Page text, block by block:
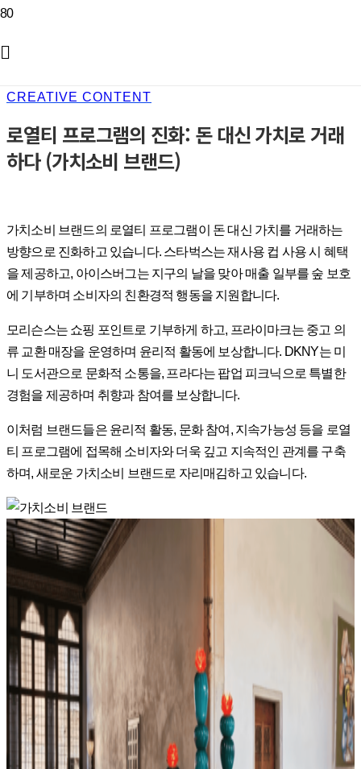
CREATIVE CONTENT
로열티 프로그램의 진화: 돈 대신 가치로 거래
하다 (가치소비 브랜드)
가치소비 브랜드의 로열티 프로그램이 돈 대신 가치를 거래하는
방향으로 진화하고 있습니다. 스타벅스는 재사용 컵 사용 시 혜택
을 제공하고, 아이스버그는 지구의 날을 맞아 매출 일부를 숲 보호
에 기부하며 소비자의 친환경적 행동을 지원합니다.
모리슨스는 쇼핑 포인트로 기부하게 하고, 프라이마크는 중고 의
류 교환 매장을 운영하며 윤리적 활동에 보상합니다. DKNY는 미
니 도서관으로 문화적 소통을, 프라다는 팝업 피크닉으로 특별한
경험을 제공하며 취향과 참여를 보상합니다.
이처럼 브랜드들은 윤리적 활동, 문화 참여, 지속가능성 등을 로열
티 프로그램에 접목해 소비자와 더욱 깊고 지속적인 관계를 구축
하며, 새로운 가치소비 브랜드로 자리매김하고 있습니다.